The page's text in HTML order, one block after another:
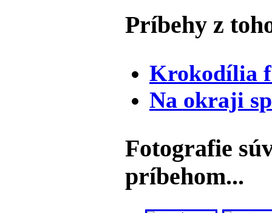
Príbehy z
Krokodília
Na okraji
Fotografie
príbehom...